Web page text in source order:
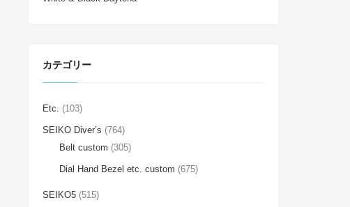
カテゴリー
Etc. (103)
SEIKO Diver’s (764)
Belt custom (305)
Dial Hand Bezel etc. custom (675)
SEIKO5 (515)